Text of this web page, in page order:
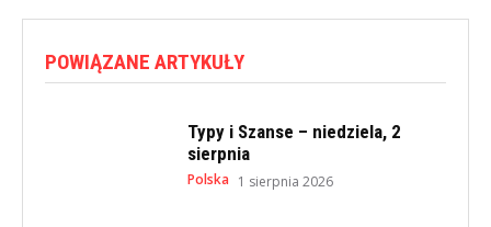
POWIĄZANE ARTYKUŁY
Typy i Szanse – niedziela, 2
sierpnia
Polska 1 sierpnia 2026